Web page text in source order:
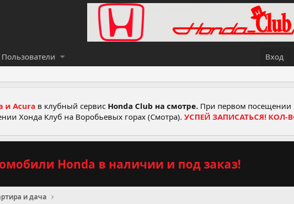
Пользователи Вход
и Acura в клубный сервис Honda Club на смотре. При первом
Хонда Клуб на Воробьевых горах (Смотра). УСПЕЙ ЗАПИСАТЬСЯ! КОЛ-
Honda в наличии и под заказ!
и дача